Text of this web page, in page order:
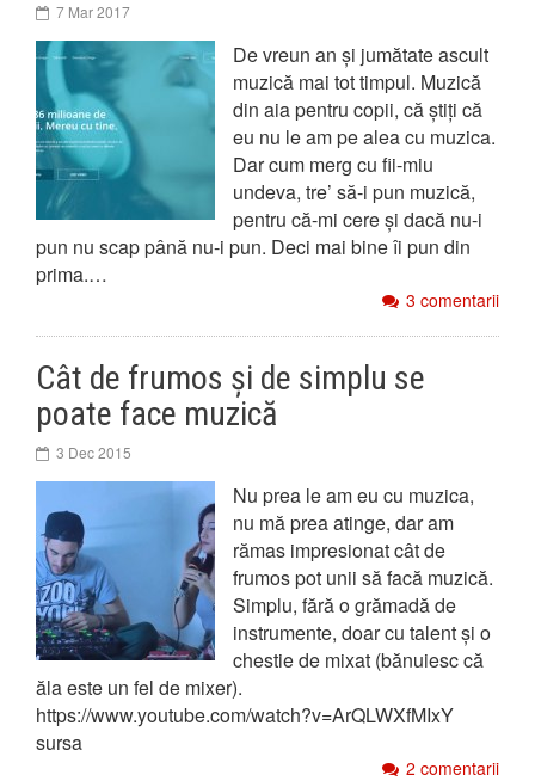
7 Mar 2017
De vreun an și jumătate ascult
muzică mai tot timpul. Muzică
din aia pentru copii, că știți că
eu nu le am pe alea cu muzica.
Dar cum merg cu fii-miu
undeva, tre’ să-i pun muzică,
pentru că-mi cere și dacă nu-i
pun nu scap până nu-i pun. Deci mai bine îi pun din
prima.…
3 comentarii
Cât de frumos și de simplu se
poate face muzică
3 Dec 2015
Nu prea le am eu cu muzica,
nu mă prea atinge, dar am
rămas impresionat cât de
frumos pot unii să facă muzică.
Simplu, fără o grămadă de
instrumente, doar cu talent și o
chestie de mixat (bănuiesc că
ăla este un fel de mixer).
https://www.youtube.com/watch?v=ArQLWXfMIxY
sursa
2 comentarii